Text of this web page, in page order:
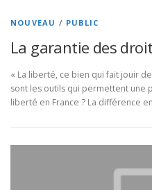
NOUVEAU / PUBLIC
La garantie des
« La liberté, ce bien qui fait jouir
sont les outils qui permettent
liberté en France ? La différence